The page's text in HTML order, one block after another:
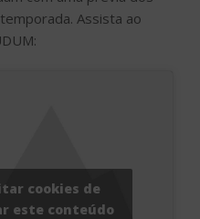
Assista ao
cookies de
este conteúdo